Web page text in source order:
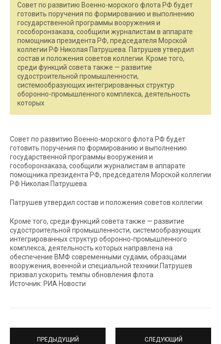
Совет по развитию Военно-морского флота РФ будет
готовить поручения по формированию и выполнению
государственной программы вооружения и
гособоронзаказа, сообщили журналистам в аппарате
помощника президента РФ, председателя Морской
коллегии РФ Николая Патрушева. Патрушев утвердил
состав и положения советов коллегии. Кроме того,
среди функций совета также — развитие
судостроительной промышленности,
системообразующих интегрированных структур
оборонно-промышленного комплекса, деятельность
которых
Совет по развитию Военно-морского флота РФ будет
готовить поручения по формированию и выполнению
государственной программы вооружения и
гособоронзаказа, сообщили журналистам в аппарате
помощника президента РФ, председателя Морской коллегии
РФ Николая Патрушева.
Патрушев утвердил состав и положения советов коллегии.
Кроме того, среди функций совета также — развитие
судостроительной промышленности, системообразующих
интегрированных структур оборонно-промышленного
комплекса, деятельность которых направлена на
обеспечение ВМФ современными судами, образцами
вооружения, военной и специальной техники.Патрушев
призвал ускорить темпы обновления флота
Источник: РИА Новости
ПРЕДЫДУЩИЙ СЛЕДУЮЩИЙ